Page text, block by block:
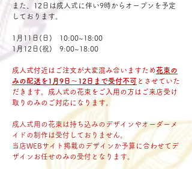
また、12日は成人式に伴い9時からオープンを予定
しております。
1月11日(日)　10:00~18:00
1月12日(祝)　9:00~18:00
成人式付近はご注文が大変混み合いますため花束の
みの配送を1月9日〜12日まで受付不可 とさせていた
だきます。成人式の花束をご入用の方はご来店受け
取りのみのご対応になります。
成人式用の花束は持ち込みのデザインやオーダーメ
イドの制作は受付しておりません。
当店WEBサイト掲載のデザインか予算に合わせてデ
ザインお任せのみの受付となります。